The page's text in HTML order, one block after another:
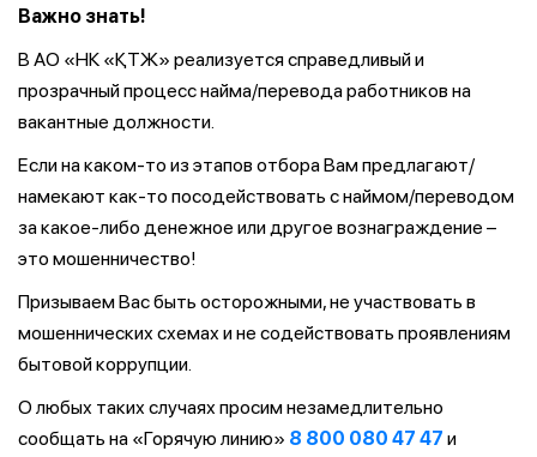
Важно знать!
В АО «НК «ҚТЖ» реализуется справедливый и
прозрачный процесс найма/перевода работников на
вакантные должности.
Если на каком-то из этапов отбора Вам предлагают/
намекают как-то посодействовать с наймом/переводом
за какое-либо денежное или другое вознаграждение –
это мошенничество!
Призываем Вас быть осторожными, не участвовать в
мошеннических схемах и не содействовать проявлениям
бытовой коррупции.
О любых таких случаях просим незамедлительно
сообщать на «Горячую линию» 8 800 080 47 47 и